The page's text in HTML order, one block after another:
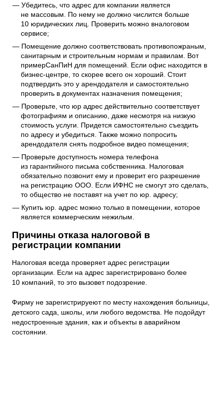
Убедитесь, что адрес для компании является
не массовым. По нему не должно числится больше
10 юридических лиц. Проверить можно вналоговом
сервисе;
Помещение должно соответствовать противопожраным,
санитарным и строительным нормам и правилам. Вот
примерСанПиН для помещений . Если офис находится в
бизнес-центре, то скорее всего он хороший. Стоит
подтвердить это у арендодателя и самостоятельно
проверить в документах назначения помещения;
Проверьте, что юр адрес действительно соответствует
фотографиям и описанию, даже несмотря на низкую
стоимость услуги. Придется самостоятельно съездить
по адресу и убедиться. Также можно попросить
арендодателя снять подробное видео помещения;
Проверьте доступность номера телефона
из гарантийного письма собственника. Налоговая
обязательно позвонит ему и проверит его разрешение
на регистрацию ООО. Если ИФНС не смогут это сделать,
то общество не поставят на учет по юр. адресу;
Купить юр. адрес можно только в помещении, которое
является коммерческим нежилым.
Причины отказа налоговой в
регистрации компании
Налоговая всегда проверяет адрес регистрации
организации. Если на адрес зарегистрировано более
10 компаний, то это вызовет подозрение.
Фирму не зарегистрируеют по месту нахождения больницы,
детского сада, школы, или любого ведомства. Не подойдут
недостроенные здания, как и объекты в аварийном
состоянии.